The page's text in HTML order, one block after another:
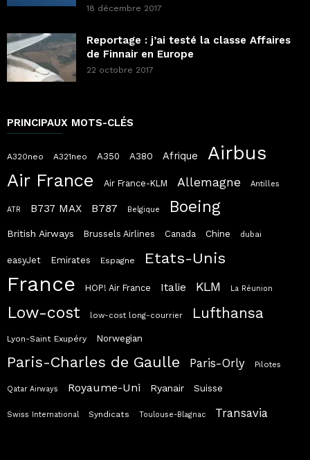
18 décembre 2017
Reportage : j’ai testé la classe Affaires
de Finnair en Europe
22 octobre 2017
PRINCIPAUX MOTS-CLÉS
A320neo A321neo A350 A380 Afrique Airbus
Air France Air France-KLM Allemagne Antilles
ATR B737 MAX B787 Belgique Boeing
British Airways Brussels Airlines Canada Chine dubai
easyJet Emirates Espagne Etats-Unis
France HOP! Air France Italie KLM La Réunion
Low-cost low-cost long-courrier Lufthansa
Lyon-Saint Exupéry Norwegian
Paris-Charles de Gaulle Paris-Orly Pilotes
Qatar Airways Royaume-Uni Ryanair Suisse
Swiss International Syndicats Toulouse-Blagnac Transavia